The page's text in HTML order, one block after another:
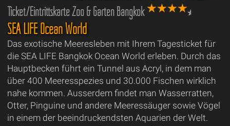
Ticket/Eintrittskarte Zoo & Garten Bangkok
SEA LIFE Ocean World
Das exotische Meeresleben mit Ihrem Tagesticket für
die SEA LIFE Bangkok Ocean World erleben. Durch das
Hauptbecken führt ein Tunnel aus Acryl, in dem man
über 400 Meeresspezies und 30.000 Fischen wirklich
nahe kommen. Ausserdem findet man Wasserratten,
Otter, Pinguine und andere Meeressäuger sowie Vögel
in einem der beeindruckendsten Aquarien der Welt.